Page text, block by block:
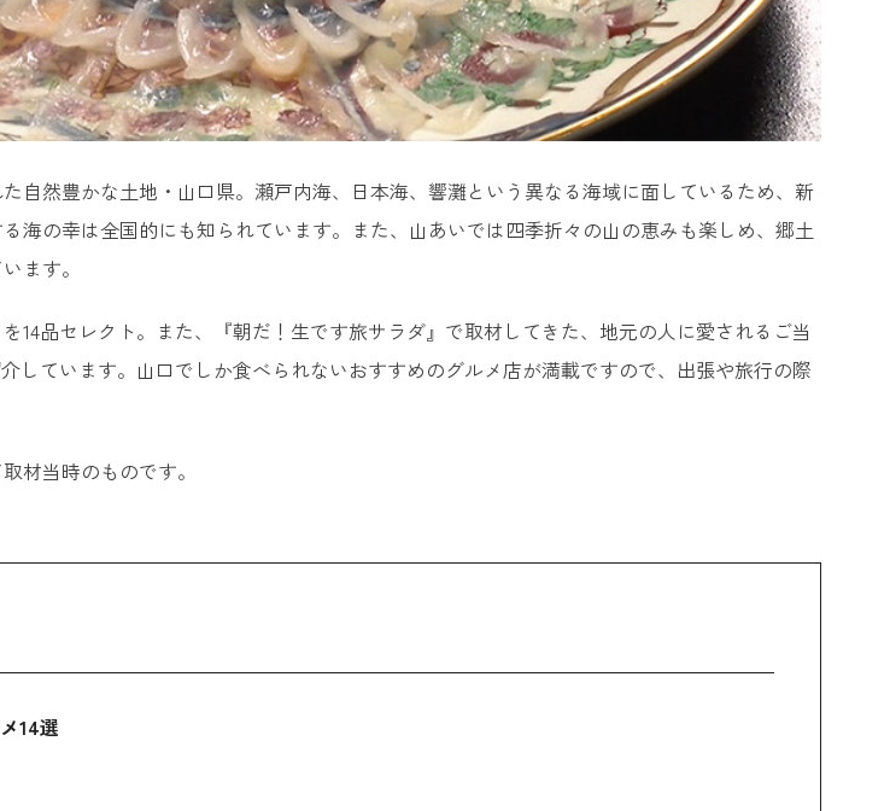
自然豊かな土地・山口県。瀬戸内海、日本海、響灘という異なる海域に面しているため、新
海の幸は全国的にも知られています。また、山あいでは四季折々の山の恵みも楽しめ、郷土
ます。
14品セレクト。また、『朝だ！生です旅サラダ』で取材してきた、地元の人に愛されるご当
しています。山口でしか食べられないおすすめのグルメ店が満載ですので、出張や旅行の際
材当時のものです。
14選